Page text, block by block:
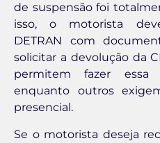
de suspensão foi
isso, o motorista
DETRAN com
solicitar a devolução da
permitem fazer essa
enquanto outros
presencial.
Se o motorista deseja